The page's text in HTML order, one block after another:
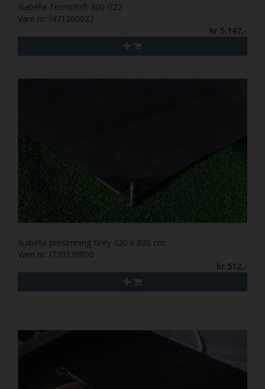
Isabella Termoloft 300 G22
Vare nr. I471200022
kr 5.147,-
Isabella presenning Grey 320 x 800 cm
Vare nr. I720320800
kr 512,-